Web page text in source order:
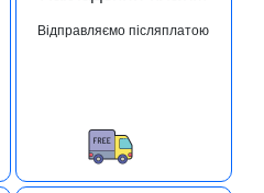
Відправляємо післяплатою